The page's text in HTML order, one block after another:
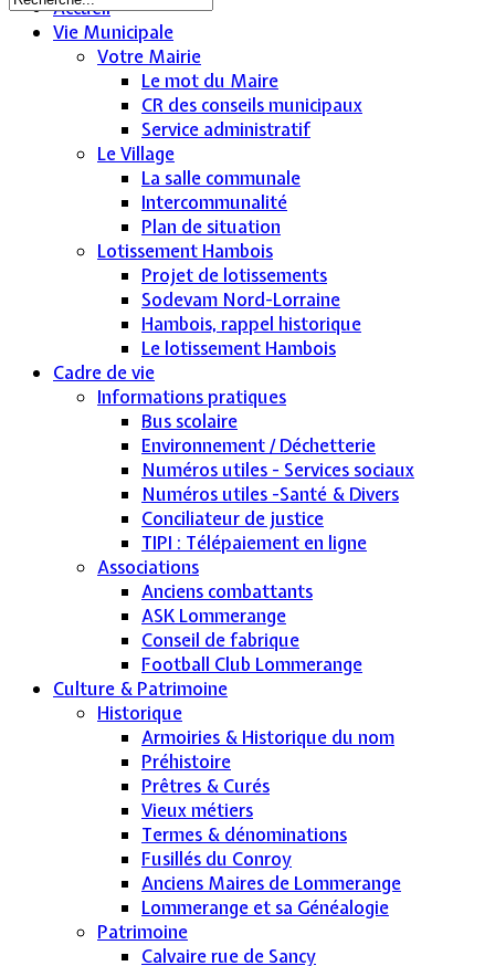
Accueil
Vie Municipale
Votre Mairie
Le mot du Maire
CR des conseils municipaux
Service administratif
Le Village
La salle communale
Intercommunalité
Plan de situation
Lotissement Hambois
Projet de lotissements
Sodevam Nord-Lorraine
Hambois, rappel historique
Le lotissement Hambois
Cadre de vie
Informations pratiques
Bus scolaire
Environnement / Déchetterie
Numéros utiles - Services sociaux
Numéros utiles -Santé & Divers
Conciliateur de justice
TIPI : Télépaiement en ligne
Associations
Anciens combattants
ASK Lommerange
Conseil de fabrique
Football Club Lommerange
Culture & Patrimoine
Historique
Armoiries & Historique du nom
Préhistoire
Prêtres & Curés
Vieux métiers
Termes & dénominations
Fusillés du Conroy
Anciens Maires de Lommerange
Lommerange et sa Généalogie
Patrimoine
Calvaire rue de Sancy